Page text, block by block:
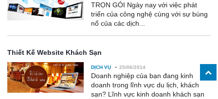
TRỌN GÓI Ngày nay với việc phát
triển của công nghệ cùng với sự bùng
nổ của các dịch...
Thiết Kế Website Khách Sạn
DỊCH VỤ - 25/06/2014
Doanh nghiệp của bạn đang kinh
doanh trong lĩnh vực du lịch, khách
sạn? Lĩnh vực kinh doanh khách sạn